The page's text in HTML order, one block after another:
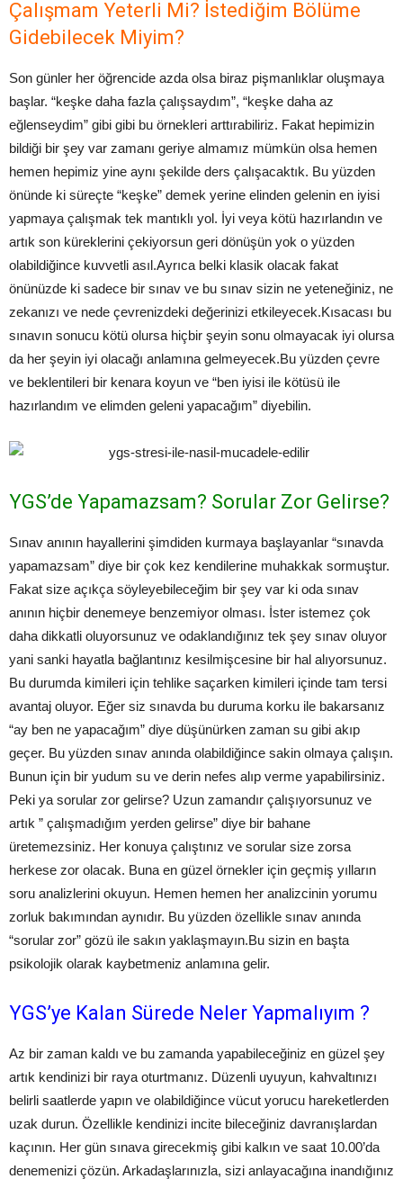
Çalışmam Yeterli Mi? İstediğim Bölüme
Gidebilecek Miyim?
Son günler her öğrencide azda olsa biraz pişmanlıklar oluşmaya
başlar. “keşke daha fazla çalışsaydım”, “keşke daha az
eğlenseydim” gibi gibi bu örnekleri arttırabiliriz. Fakat hepimizin
bildiği bir şey var zamanı geriye almamız mümkün olsa hemen
hemen hepimiz yine aynı şekilde ders çalışacaktık. Bu yüzden
önünde ki süreçte “keşke” demek yerine elinden gelenin en iyisi
yapmaya çalışmak tek mantıklı yol. İyi veya kötü hazırlandın ve
artık son küreklerini çekiyorsun geri dönüşün yok o yüzden
olabildiğince kuvvetli asıl.Ayrıca belki klasik olacak fakat
önünüzde ki sadece bir sınav ve bu sınav sizin ne yeteneğiniz, ne
zekanızı ve nede çevrenizdeki değerinizi etkileyecek.Kısacası bu
sınavın sonucu kötü olursa hiçbir şeyin sonu olmayacak iyi olursa
da her şeyin iyi olacağı anlamına gelmeyecek.Bu yüzden çevre
ve beklentileri bir kenara koyun ve “ben iyisi ile kötüsü ile
hazırlandım ve elimden geleni yapacağım” diyebilin.
YGS’de Yapamazsam? Sorular Zor Gelirse?
Sınav anının hayallerini şimdiden kurmaya başlayanlar “sınavda
yapamazsam” diye bir çok kez kendilerine muhakkak sormuştur.
Fakat size açıkça söyleyebileceğim bir şey var ki oda sınav
anının hiçbir denemeye benzemiyor olması. İster istemez çok
daha dikkatli oluyorsunuz ve odaklandığınız tek şey sınav oluyor
yani sanki hayatla bağlantınız kesilmişcesine bir hal alıyorsunuz.
Bu durumda kimileri için tehlike saçarken kimileri içinde tam tersi
avantaj oluyor. Eğer siz sınavda bu duruma korku ile bakarsanız
“ay ben ne yapacağım” diye düşünürken zaman su gibi akıp
geçer. Bu yüzden sınav anında olabildiğince sakin olmaya çalışın.
Bunun için bir yudum su ve derin nefes alıp verme yapabilirsiniz.
Peki ya sorular zor gelirse? Uzun zamandır çalışıyorsunuz ve
artık ” çalışmadığım yerden gelirse” diye bir bahane
üretemezsiniz. Her konuya çalıştınız ve sorular size zorsa
herkese zor olacak. Buna en güzel örnekler için geçmiş yılların
soru analizlerini okuyun. Hemen hemen her analizcinin yorumu
zorluk bakımından aynıdır. Bu yüzden özellikle sınav anında
“sorular zor” gözü ile sakın yaklaşmayın.Bu sizin en başta
psikolojik olarak kaybetmeniz anlamına gelir.
YGS’ye Kalan Sürede Neler Yapmalıyım ?
Az bir zaman kaldı ve bu zamanda yapabileceğiniz en güzel şey
artık kendinizi bir raya oturtmanız. Düzenli uyuyun, kahvaltınızı
belirli saatlerde yapın ve olabildiğince vücut yorucu hareketlerden
uzak durun. Özellikle kendinizi incite bileceğiniz davranışlardan
kaçının. Her gün sınava girecekmiş gibi kalkın ve saat 10.00’da
denemenizi çözün. Arkadaşlarınızla, sizi anlayacağına inandığınız